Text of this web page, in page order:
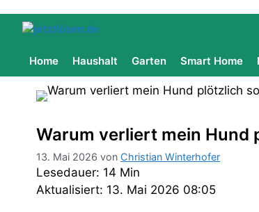
Home Haushalt Garten Smart Home
Warum verliert mein Hund
13. Mai 2026 von Christian Winterhofer
Lesedauer: 14 Min
Aktualisiert: 13. Mai 2026 08:05